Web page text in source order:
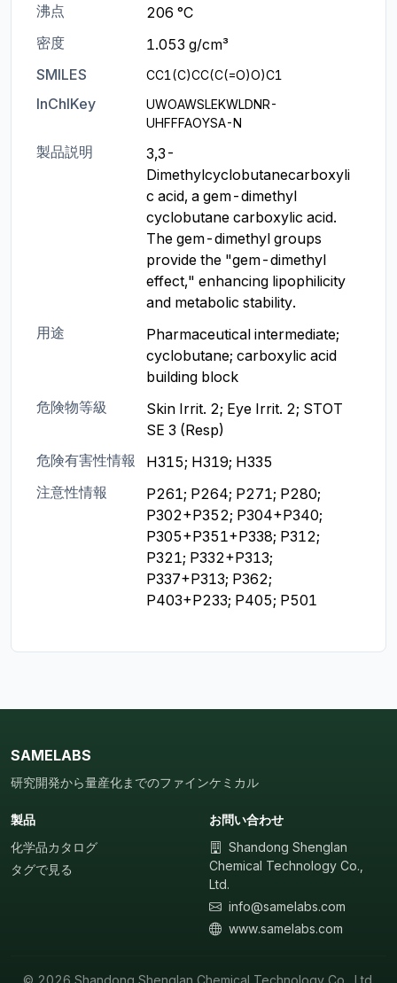
沸点
206 °C
密度
1.053 g/cm³
SMILES
CC1(C)CC(C(=O)O)C1
InChIKey
UWOAWSLEKWLDNR-
UHFFFAOYSA-N
製品説明
3,3-
Dimethylcyclobutanecarboxyli
c acid, a gem-dimethyl
cyclobutane carboxylic acid.
The gem-dimethyl groups
provide the "gem-dimethyl
effect," enhancing lipophilicity
and metabolic stability.
用途
Pharmaceutical intermediate;
cyclobutane; carboxylic acid
building block
危険物等級
Skin Irrit. 2; Eye Irrit. 2; STOT
SE 3 (Resp)
危険有害性情報
H315; H319; H335
注意性情報
P261; P264; P271; P280;
P302+P352; P304+P340;
P305+P351+P338; P312;
P321; P332+P313;
P337+P313; P362;
P403+P233; P405; P501
SAMELABS
研究開発から量産化までのファインケミカル
製品
化学品カタログ
タグで見る
お問い合わせ
Shandong Shenglan
Chemical Technology Co.,
Ltd.
info@samelabs.com
www.samelabs.com